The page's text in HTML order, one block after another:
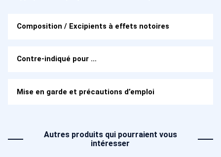
Composition / Excipients à effets notoires
Contre-indiqué pour …
Mise en garde et précautions d’emploi
Autres produits qui pourraient vous
intéresser